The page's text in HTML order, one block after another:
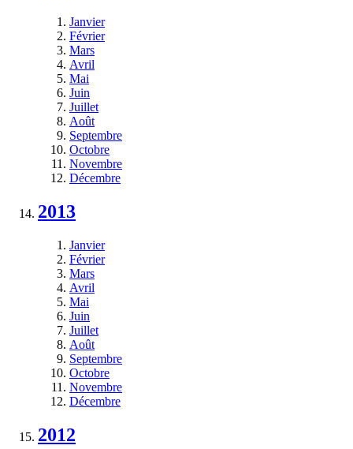
Janvier
Février
Mars
Avril
Mai
Juin
Juillet
Août
Septembre
Octobre
Novembre
Décembre
2013
Janvier
Février
Mars
Avril
Mai
Juin
Juillet
Août
Septembre
Octobre
Novembre
Décembre
2012